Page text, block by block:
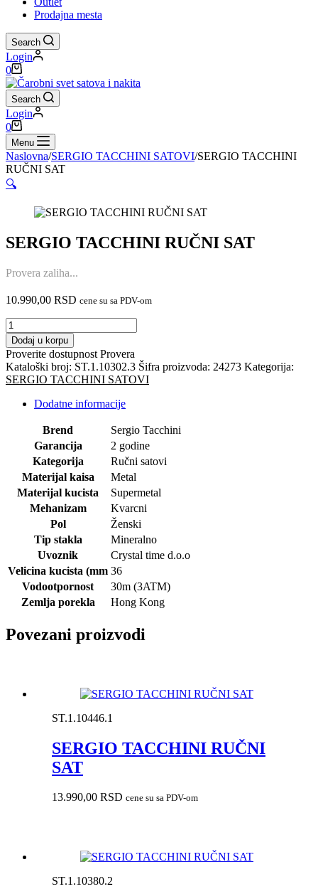
Prodajna mesta
Search
Login
Shopping
cart
0
Search
Login
Shopping
cart
0
Menu
Naslovna/SERGIO TACCHINI SATOVI/SERGIO TACCHINI
RUČNI SAT
🔍
SERGIO TACCHINI RUČNI SAT
Provera zaliha...
10.990,00 RSD cene su sa PDV-om
SERGIO
TACCHINI
RUČNI
SAT
količina
Dodaj u korpu
Proverite dostupnost Provera
Kataloški broj: ST.1.10302.3 Šifra proizvoda: 24273 Kategorija:
SERGIO TACCHINI SATOVI
Dodatne informacije
Brend
Sergio Tacchini
Garancija
2 godine
Kategorija
Ručni satovi
Materijal kaisa
Metal
Materijal kucista
Supermetal
Mehanizam
Kvarcni
Pol
Ženski
Tip stakla
Mineralno
Uvoznik
Crystal time d.o.o
Velicina kucista (mm 36
Vodootpornost
30m (3ATM)
Zemlja porekla
Hong Kong
Povezani proizvodi
ST.1.10446.1
SERGIO TACCHINI RUČNI
SAT
13.990,00 RSD cene su sa PDV-om
ST.1.10380.2